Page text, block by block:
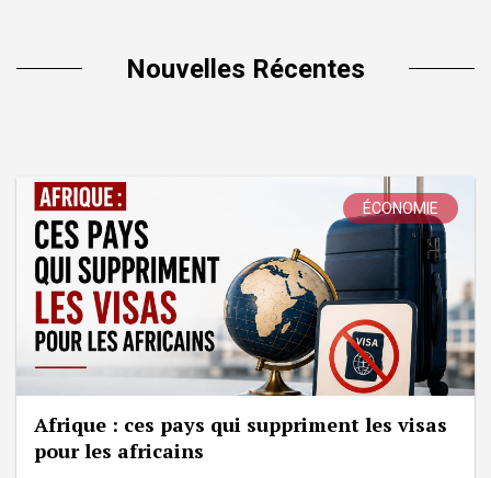
Nouvelles Récentes
ÉCONOMIE
Afrique : ces pays qui suppriment les visas
pour les africains